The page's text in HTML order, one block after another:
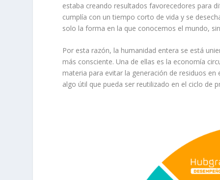
estaba creando resultados favorecedores para
cumplía con un tiempo corto de vida y se
solo la forma en la que conocemos el mundo,
Por esta razón, la humanidad entera se está
más consciente. Una de ellas es la economía
materia para evitar la generación de residuos
algo útil que pueda ser reutilizado en el ciclo de